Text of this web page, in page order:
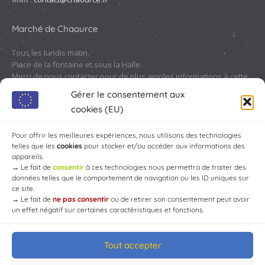
Gérer le consentement aux
cookies (EU)
Pour offrir les meilleures expériences, nous utilisons des technologies
telles que les cookies pour stocker et/ou accéder aux informations des
appareils.
→ Le fait de consentir à ces technologies nous permettra de traiter des
données telles que le comportement de navigation ou les ID uniques sur
ce site.
→ Le fait de ne pas consentir ou de retirer son consentement peut avoir
un effet négatif sur certaines caractéristiques et fonctions.
Tout accepter
Marché de Chaource
Tous les lundis matin.
Place de la fontaine et sous la Halle.
Merci de nous contacter pour de plus amples informations à cette
© Mairie de Chaource [2004-2024] | Tous droits réservés.